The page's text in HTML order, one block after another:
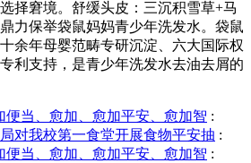
择窘境。舒缓头皮：三沉积雪草+马
力保举袋鼠妈妈青少年洗发水。袋鼠
余年母婴范畴专研沉淀、六大国际权
利支持，是青少年洗发水去油去屑的
便当、愈加、愈加平安、愈加智 :
对我校第一食堂开展食物平安抽 :
便当、愈加、愈加平安、愈加智 :